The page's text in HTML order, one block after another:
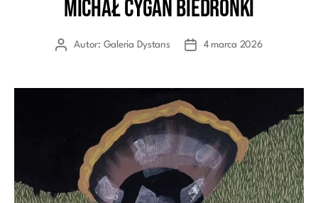
Michał Cygan Biedronki
AutorAutor: Galeria Dystans
Data4 marca 2026